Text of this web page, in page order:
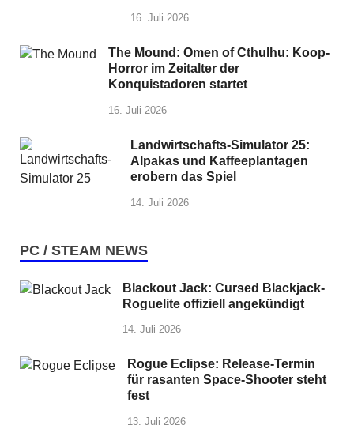
16. Juli 2026
The Mound: Omen of Cthulhu: Koop-
Horror im Zeitalter der
Konquistadoren startet
16. Juli 2026
Landwirtschafts-Simulator 25:
Alpakas und Kaffeeplantagen
erobern das Spiel
14. Juli 2026
PC / STEAM NEWS
Blackout Jack: Cursed Blackjack-
Roguelite offiziell angekündigt
14. Juli 2026
Rogue Eclipse: Release-Termin
für rasanten Space-Shooter steht
fest
13. Juli 2026